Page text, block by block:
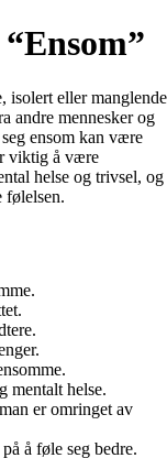
isolert eller manglende
andre mennesker og
ensom kan være
viktig å være
helse og trivsel, og
følelsen.
mentalt helse.
er omringet av
å føle seg bedre.